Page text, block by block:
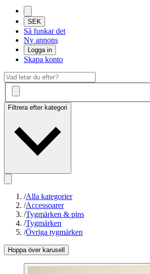
SEK
Så funkar det
Ny annons
Logga in
Skapa konto
Filtrera efter kategori
/Alla kategorier
/Accessoarer
/Tygmärken & pins
/Tygmärken
/Övriga tygmärken
Hoppa över karusell